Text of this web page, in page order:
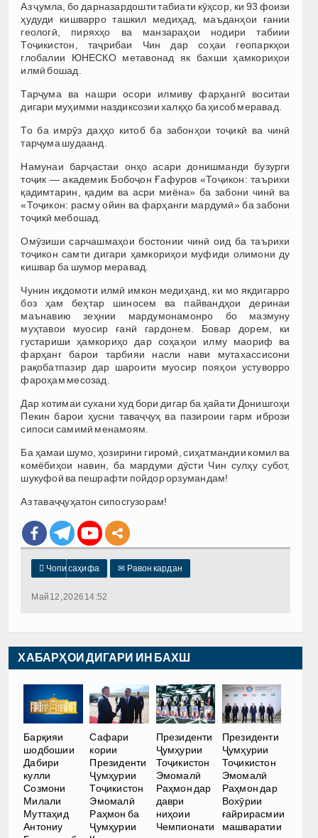
Аз ҷумла, бо дарназардошти табиати кӯҳсор, ки 93 фоизи
ҳудуди кишварро ташкил медиҳад, маъданҳои ғании
геологӣ, пиряхҳо ва манзараҳои нодири табиии
Тоҷикистон, таҷрибаи Чин дар соҳаи геопаркҳои
глобалии ЮНЕСКО метавонад як бахши ҳамкориҳои
илмӣ бошад.
Тарҷума ва нашри осори илмиву фарҳангӣ воситаи
дигари муҳимми наздиксозии халқҳо ба ҳисоб меравад.
То ба имрӯз даҳҳо китоб ба забонҳои тоҷикӣ ва чинӣ
тарҷума шудаанд.
Намунаи барҷастаи онҳо асари донишманди бузурги
тоҷик — академик Бобоҷон Ғафуров «Тоҷикон: таърихи
қадимтарин, қадим ва асри миёна» ба забони чинӣ ва
«Тоҷикон: расму ойин ва фарҳанги мардумӣ» ба забони
тоҷикӣ мебошад.
Омӯзиши сарчашмаҳои бостонии чинӣ оид ба таърихи
тоҷикон самти дигари ҳамкориҳои муфиди олимони ду
кишвар ба шумор меравад.
Чунин иқдомоти илмӣ имкон медиҳанд, ки мо якдигарро
боз ҳам беҳтар шиносем ва пайвандҳои деринаи
маънавию зеҳнии мардумонамонро бо мазмуну
муҳтавои муосир ғанӣ гардонем. Бовар дорем, ки
густариши ҳамкориҳо дар соҳаҳои илму маориф ва
фарҳанг барои тарбияи насли нави мутахассисони
рақобатпазир дар шароити муосир пояҳои устуворро
фароҳам месозад.
Дар хотимаи сухани худ бори дигар ба ҳайати Донишгоҳи
Пекин барои ҳусни таваҷҷуҳ ва пазироии гарм ибрози
сипоси самимӣ менамоям.
Ба ҳамаи шумо, ҳозирини гиромӣ, сиҳатмандии комил ва
комёбиҳои навин, ба мардуми дӯсти Чин сулҳу субот,
шукуфоӣ ва пешрафти пойдор орзумандам!
Аз таваҷҷуҳатон сипосгузорам!
 Чопи саҳифа ✉ Равон кардан
Май 12, 2026 14:52
ХАБАРҲОИ ДИГАРИ ИН БАХШ
Барқияи
шодбошии
Дабири
кулли
Созмони
Милали
Муттаҳид
Антониу
Сафари
кории
Президенти
Ҷумҳурии
Тоҷикистон
Эмомалӣ
Раҳмон ба
Ҷумҳурии
Президенти
Ҷумҳурии
Тоҷикистон
Эмомалӣ
Раҳмон дар
даври
ниҳоии
Чемпионати
Президенти
Ҷумҳурии
Тоҷикистон
Эмомалӣ
Раҳмон дар
Вохӯрии
ғайрирасмии
машваратии